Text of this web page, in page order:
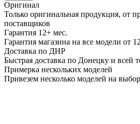
Оригинал
Только оригинальная продукция, от
поставщиков
Гарантия 12+ мес.
Гарантия магазина на все модели от
Доставка по ДНР
Быстрая доставка по Донецку и всей
Примерка нескольких моделей
Привезем несколько моделей на